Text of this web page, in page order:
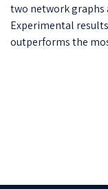
two network graphs
Experimental
outperforms the